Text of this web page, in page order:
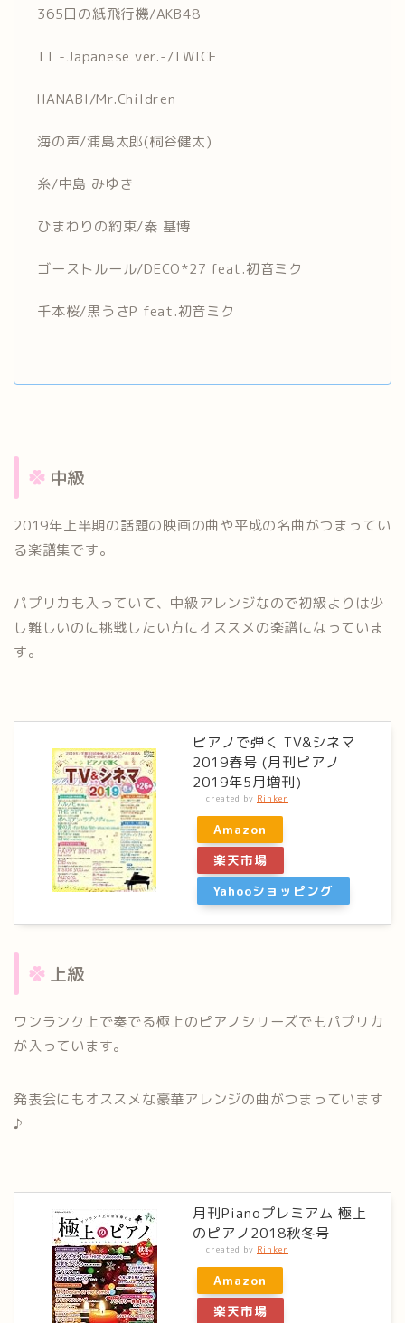
365日の紙飛行機/AKB48
TT -Japanese ver.-/TWICE
HANABI/Mr.Children
海の声/浦島太郎(桐谷健太)
糸/中島 みゆき
ひまわりの約束/秦 基博
ゴーストルール/DECO*27 feat.初音ミク
千本桜/黒うさP feat.初音ミク
中級
2019年上半期の話題の映画の曲や平成の名曲がつまってい
る楽譜集です。
パプリカも入っていて、中級アレンジなので初級よりは少
し難しいのに挑戦したい方にオススメの楽譜になっていま
す。
ピアノで弾く TV&シネマ
2019春号 (月刊ピアノ
2019年5月増刊)
created by Rinker
Amazon
楽天市場
Yahooショッピング
上級
ワンランク上で奏でる極上のピアノシリーズでもパプリカ
が入っています。
発表会にもオススメな豪華アレンジの曲がつまっています
♪
月刊Pianoプレミアム 極上
のピアノ2018秋冬号
created by Rinker
Amazon
楽天市場